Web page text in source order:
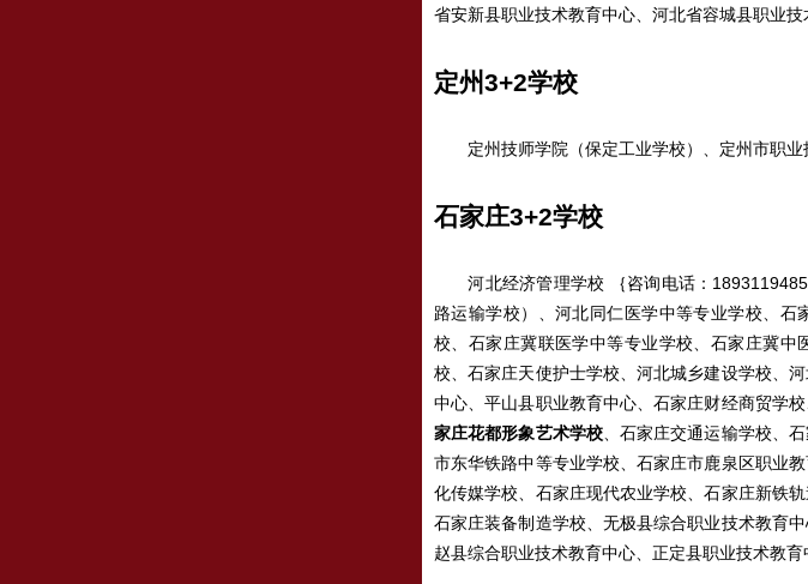
省安新县职业技术教育中心、河北省容城县职业技
定州3+2学校
定州技师学院（保定工业学校）、定州市职业
石家庄3+2学校
河北经济管理学校 ｛咨询电话：
路运输学校）、河北同仁医学中等专业学校、
校、石家庄冀联医学中等专业学校、石家庄冀
校、石家庄天使护士学校、河北城乡建设学校、
中心、平山县职业教育中心、石家庄财经商贸学
家庄花都形象艺术学校、石家庄交通运输学校、
市东华铁路中等专业学校、石家庄市鹿泉区职业
化传媒学校、石家庄现代农业学校、石家庄新铁
石家庄装备制造学校、无极县综合职业技术教育
赵县综合职业技术教育中心、正定县职业技术教育